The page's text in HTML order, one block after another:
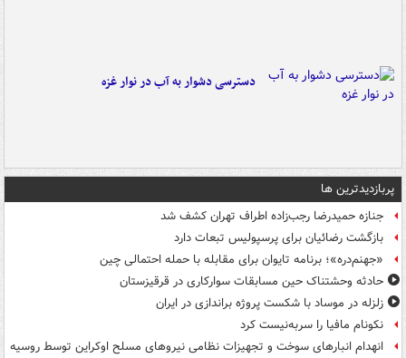
دسترسی دشوار به آب در نوار غزه
پربازدیدترین ها
جنازه حمیدرضا رجب‌زاده اطراف تهران کشف شد
بازگشت رضائیان برای پرسپولیس تبعات دارد
«جهنم‌دره»؛ برنامه تایوان برای مقابله با حمله احتمالی چین
حادثه وحشتناک حین مسابقات سوارکاری در قرقیزستان
زلزله در موساد با شکست پروژه براندازی در ایران
نکونام مافیا را سربه‌نیست کرد
انهدام انبارهای سوخت و تجهیزات نظامی نیروهای مسلح اوکراین توسط روسیه